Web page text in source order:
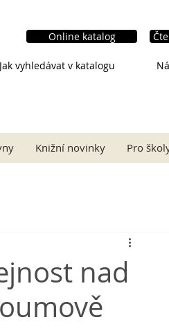
Online katalog
Jak vyhledávat v katalogu
Knižní novinky Pro
nad